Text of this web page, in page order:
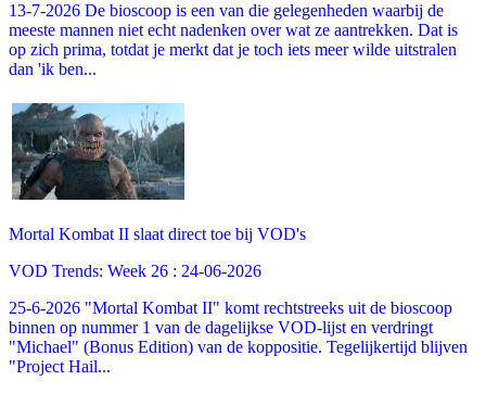
13-7-2026 De bioscoop is een van die gelegenheden waarbij de
meeste mannen niet echt nadenken over wat ze aantrekken. Dat is
op zich prima, totdat je merkt dat je toch iets meer wilde uitstralen
dan 'ik ben...
Mortal Kombat II slaat direct toe bij VOD's
VOD Trends: Week 26 : 24-06-2026
25-6-2026 "Mortal Kombat II" komt rechtstreeks uit de bioscoop
binnen op nummer 1 van de dagelijkse VOD-lijst en verdringt
"Michael" (Bonus Edition) van de koppositie. Tegelijkertijd blijven
"Project Hail...